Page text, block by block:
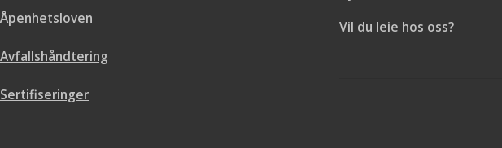
Åpenhetsloven
Avfallshåndtering
Sertifiseringer
Vil du leie hos oss?